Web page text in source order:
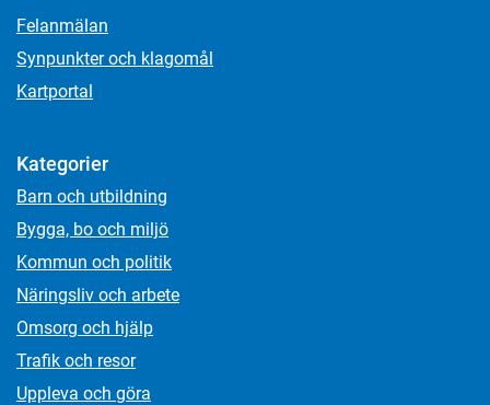
Felanmälan
Synpunkter och klagomål
Kartportal
Kategorier
Barn och utbildning
Bygga, bo och miljö
Kommun och politik
Näringsliv och arbete
Omsorg och hjälp
Trafik och resor
Uppleva och göra